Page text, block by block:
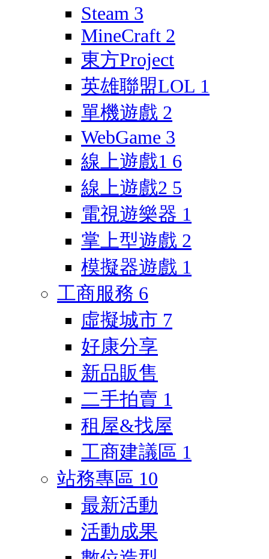
Steam 3
MineCraft 2
東方Project
英雄聯盟LOL 1
單機遊戲 2
WebGame 3
線上遊戲1 6
線上遊戲2 5
電視遊樂器 1
掌上型遊戲 2
模擬器遊戲 1
工商服務 6
虛擬城市 7
好康分享
新品販售
二手拍賣 1
租屋&找屋
工商建議區 1
站務專區 10
最新活動
活動成果